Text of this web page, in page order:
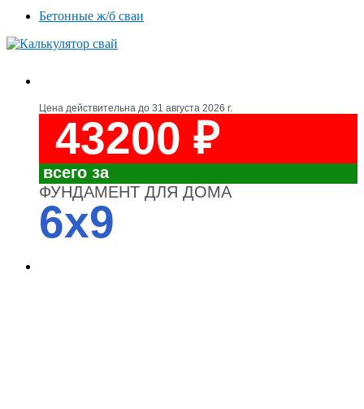
Бетонные ж/б сваи
Цена действительна до 31 августа 2026 г.
43200 ₽
всего за
ФУНДАМЕНТ ДЛЯ ДОМА
6x9